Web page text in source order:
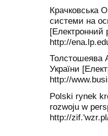
Крачковська
системи на
[Електронний
http://
Толстошеява
України
http://
Polski rynek
rozwoju w
http://